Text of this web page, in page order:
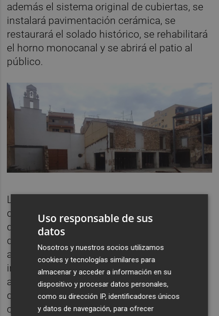
además el sistema original de cubiertas, se
instalará pavimentación cerámica, se
restaurará el solado histórico, se rehabilitará
el horno monocanal y se abrirá el patio al
público.
La nave fundacional acogió desde la década
de 1950 la fábrica de azulejosTilesa
que todavía se conserva alrededor del 40%
del edificio original. Tras el cese de la
actividad industrial en 1987, una parte del
inmueble fue transformada en vivienda,
aunque pocos años después quedó
definitivamente abandonada. Una vez
concluya esta próxima fase del proyecto y la
Uso responsable de sus
datos
Nosotros y nuestros socios utilizamos
cookies y tecnologías similares para
almacenar y acceder a información en su
dispositivo y procesar datos personales,
como su dirección IP, identificadores únicos
y datos de navegación, para ofrecer